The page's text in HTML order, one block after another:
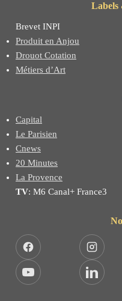
Labels
Brevet INPI
Produit en Anjou
Drouot Cotation
Métiers d’Art
Capital
Le Parisien
Cnews
20 Minutes
La Provence
TV: M6 Canal+ France3
Facebook
YouTube LinkedIn